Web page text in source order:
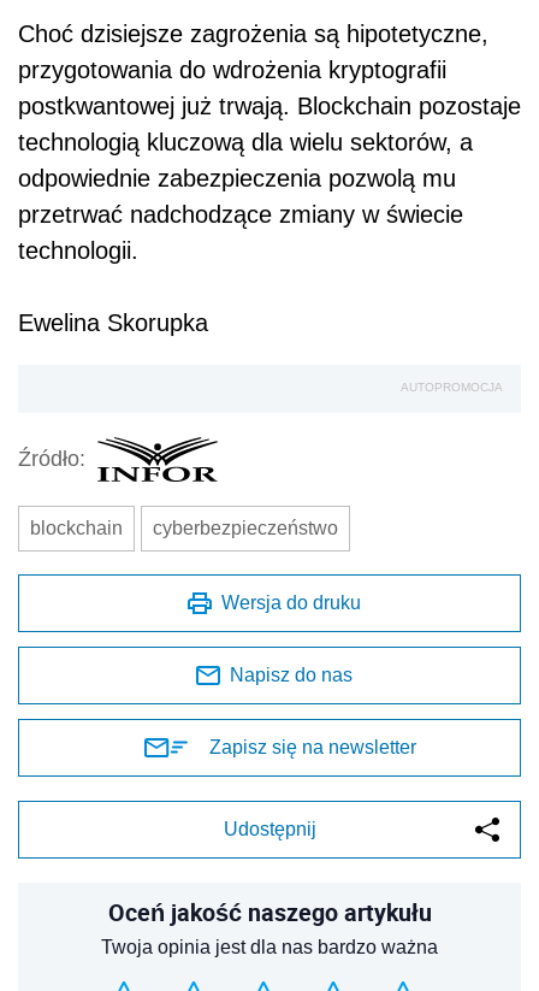
Choć dzisiejsze zagrożenia są hipotetyczne,
przygotowania do wdrożenia kryptografii
postkwantowej już trwają. Blockchain pozostaje
technologią kluczową dla wielu sektorów, a
odpowiednie zabezpieczenia pozwolą mu
przetrwać nadchodzące zmiany w świecie
technologii.
Ewelina Skorupka
AUTOPROMOCJA
Źródło:
blockchain cyberbezpieczeństwo
Wersja do druku
Napisz do nas
Zapisz się na newsletter
Udostępnij
Oceń jakość naszego artykułu
Twoja opinia jest dla nas bardzo ważna